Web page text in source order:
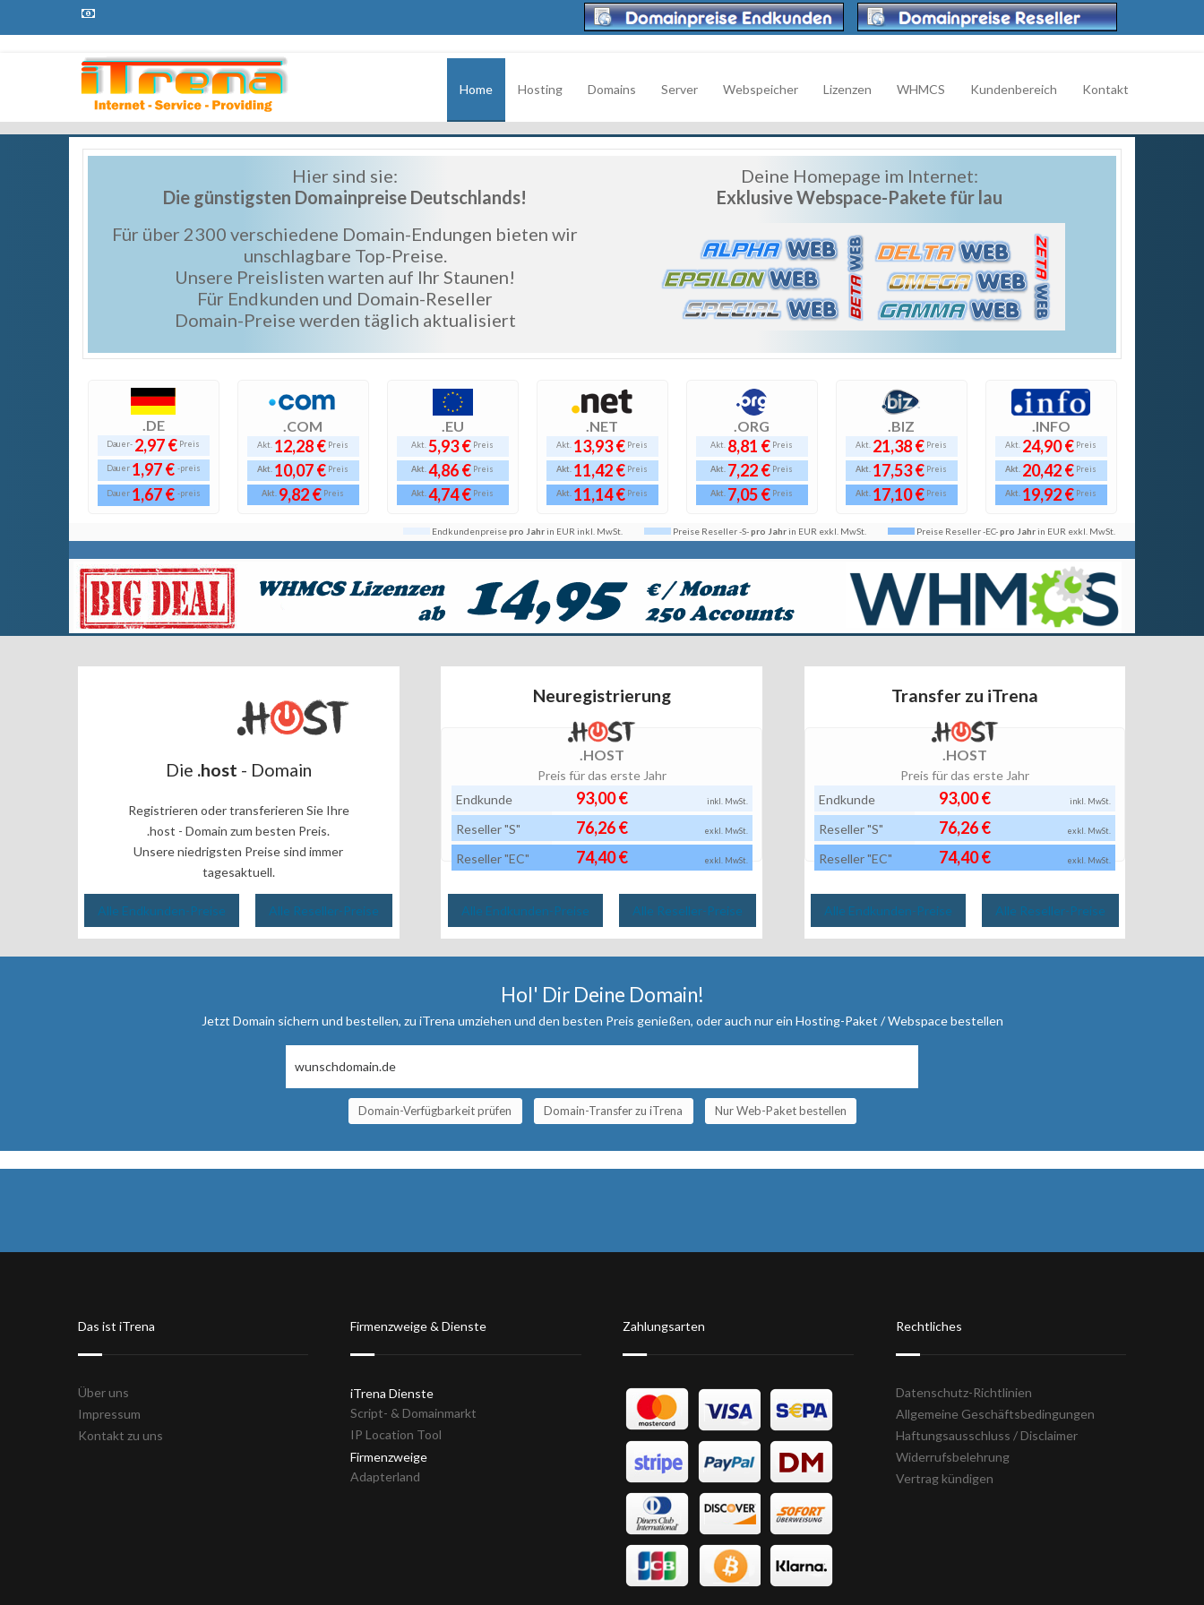
Home Hosting Domains Server Webspeicher Lizenzen WHMCS Kundenbereich Kontakt
Hier sind sie:
Die günstigsten Domainpreise Deutschlands!
Für über 2300 verschiedene Domain-Endungen bieten wir
unschlagbare Top-Preise.
Unsere Preislisten warten auf Ihr Staunen!
Für Endkunden und Domain-Reseller
Domain-Preise werden täglich aktualisiert
Deine Homepage im Internet:
Exklusive Webspace-Pakete für lau
.DE
Dauer- 2,97 € Preis
Dauer 1,97 € -preis
Dauer 1,67 € -preis
.COM
Akt. 12,28 € Preis
Akt. 10,07 € Preis
Akt. 9,82 € Preis
.EU
Akt.5,93 € Preis
Akt.4,86 € Preis
Akt.4,74 € Preis
.NET
Akt. 13,93 € Preis
Akt. 11,42 € Preis
Akt. 11,14 € Preis
.ORG
Akt. 8,81 € Preis
Akt. 7,22 € Preis
Akt. 7,05 € Preis
.BIZ
Akt. 21,38 € Preis
Akt. 17,53 € Preis
Akt. 17,10 € Preis
.INFO
Akt. 24,90 € Preis
Akt. 20,42 € Preis
Akt. 19,92 € Preis
Endkundenpreisepro Jahrin EUR inkl. MwSt. Preise Reseller -S-pro Jahrin EUR exkl. MwSt. Preise Reseller -EC-pro Jahrin EUR exkl. MwSt.
Die .host - Domain
Registrieren oder transferieren Sie Ihre
.host - Domain zum besten Preis.
Unsere niedrigsten Preise sind immer
tagesaktuell.
Alle Endkunden-Preise Alle Reseller-Preise
Neuregistrierung
.HOST
Preis für das erste Jahr
Endkunde
93,00 € inkl. MwSt.
Reseller "S" 76,26 € exkl. MwSt.
Reseller "EC" 74,40 € exkl. MwSt.
Alle Endkunden-Preise Alle Reseller-Preise
Transfer zu iTrena
.HOST
Preis für das erste Jahr
Endkunde
93,00 € inkl. MwSt.
Reseller "S" 76,26 € exkl. MwSt.
Reseller "EC" 74,40 € exkl. MwSt.
Alle Endkunden-Preise Alle Reseller-Preise
Hol' Dir Deine Domain!
Jetzt Domain sichern und bestellen, zu iTrena umziehen und den besten Preis genießen, oder auch nur ein Hosting-Paket / Webspace bestellen
Das ist iTrena
Über uns
Impressum
Kontakt zu uns
Firmenzweige & Dienste
iTrena Dienste
Script- & Domainmarkt
IP Location Tool
Firmenzweige
Adapterland
Zahlungsarten Rechtliches
Datenschutz-Richtlinien
Allgemeine Geschäftsbedingungen
Haftungsausschluss / Disclaimer
Widerrufsbelehrung
Vertrag kündigen